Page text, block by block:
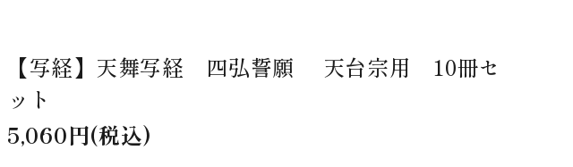
【写経】天舞写経 四弘誓願 天台宗用 10冊セ
ット
5,060円(税込)